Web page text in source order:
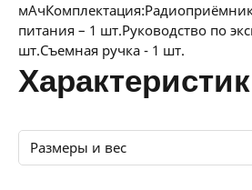
питания – 1 шт.Руководство по
шт.Съемная ручка - 1 шт.
Размеры и вес